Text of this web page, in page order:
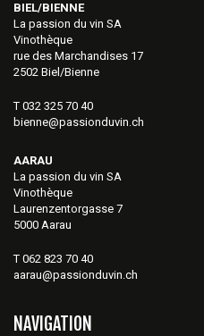
BIEL/BIENNE
La passion du vin SA
Vinothèque
rue des Marchandises 17
2502 Biel/Bienne
T 032 325 70 40
bienne@passionduvin.ch
AARAU
La passion du vin SA
Vinothèque
Laurenzentorgasse 7
5000 Aarau
T 062 823 70 40
aarau@passionduvin.ch
NAVIGATION